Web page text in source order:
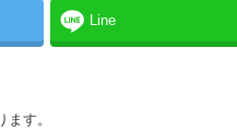
Line
す。